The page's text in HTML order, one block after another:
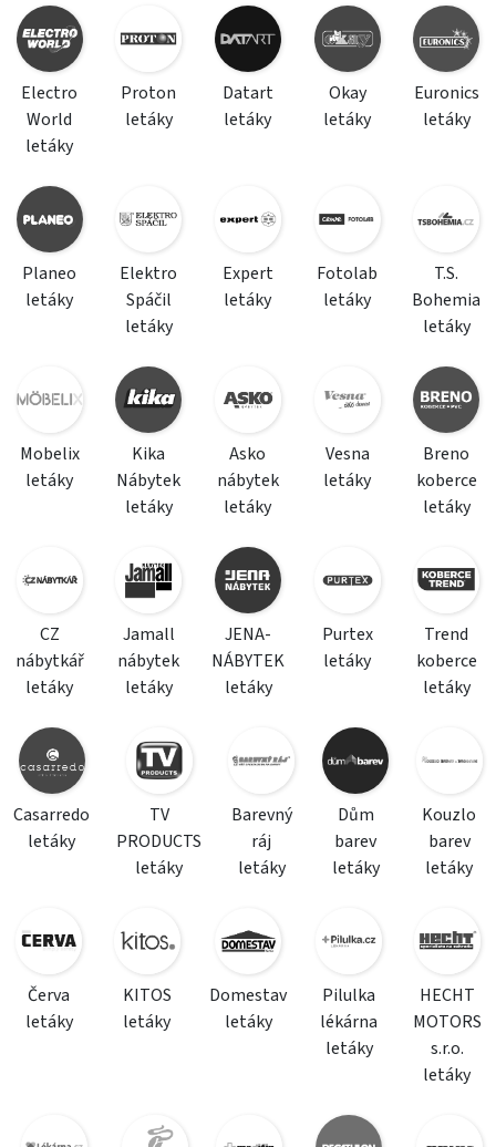
Electro
World
letáky
Proton
letáky
Datart
letáky
Okay
letáky
Euronics
letáky
Planeo
letáky
Elektro
Spáčil
letáky
Expert
letáky
Fotolab
letáky
T.S.
Bohemia
letáky
Mobelix
letáky
Kika
Nábytek
letáky
Asko
nábytek
letáky
Vesna
letáky
Breno
koberce
letáky
CZ
nábytkář
letáky
Jamall
nábytek
letáky
JENA-
NÁBYTEK
letáky
Purtex
letáky
Trend
koberce
letáky
Casarredo
letáky
TV
PRODUCTS
letáky
Barevný
ráj
letáky
Dům
barev
letáky
Kouzlo
barev
letáky
Červa
letáky
KITOS
letáky
Domestav
letáky
Pilulka
lékárna
letáky
HECHT
MOTORS
s.r.o.
letáky